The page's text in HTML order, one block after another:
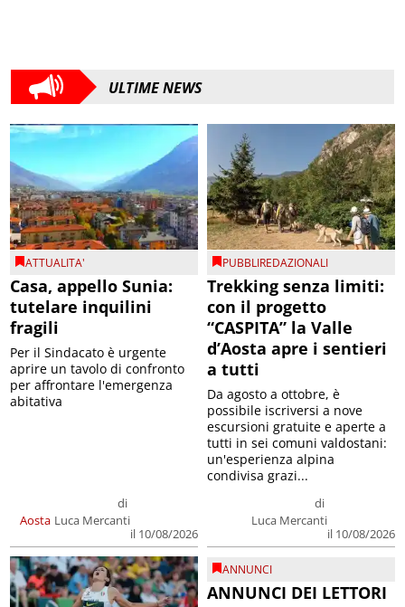
ULTIME NEWS
ATTUALITA'
Casa, appello Sunia:
tutelare inquilini
fragili
Aosta
di
Luca Mercanti
il 10/08/2026
Per il Sindacato è urgente
aprire un tavolo di confronto
per affrontare l'emergenza
abitativa
PUBBLIREDAZIONALI
Trekking senza limiti:
con il progetto
“CASPITA” la Valle
d’Aosta apre i sentieri
a tutti
di
Luca Mercanti
il 10/08/2026
Da agosto a ottobre, è
possibile iscriversi a nove
escursioni gratuite e aperte a
tutti in sei comuni valdostani:
un'esperienza alpina
condivisa grazi...
ANNUNCI
ANNUNCI DEI LETTORI